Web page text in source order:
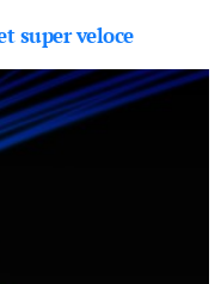
super veloce